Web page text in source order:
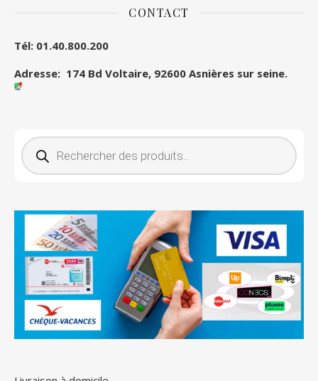
CONTACT
Tél: 01.40.800.200
Adresse: 174 Bd Voltaire, 92600 Asnières sur seine.
Recherche de produits